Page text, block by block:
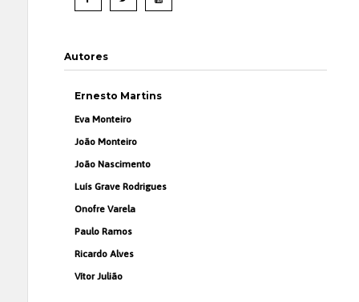
Autores
Ernesto Martins
Eva Monteiro
João Monteiro
João Nascimento
Luís Grave Rodrigues
Onofre Varela
Paulo Ramos
Ricardo Alves
Vítor Julião